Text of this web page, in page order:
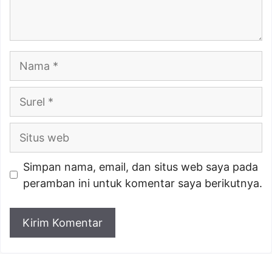
Surel
Situs
Simpan nama, email, dan situs web saya pada
peramban ini untuk komentar saya berikutnya.